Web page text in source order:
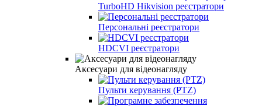
TurboHD Hikvision реєстратори
Персональні реєстратори
HDCVI реєстратори
Аксесуари для відеонагляду
Пульти керування (PTZ)